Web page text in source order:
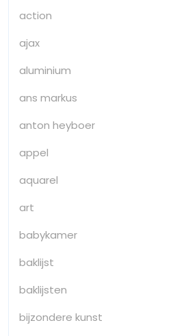
action
ajax
aluminium
ans markus
anton heyboer
appel
aquarel
art
babykamer
baklijst
baklijsten
bijzondere kunst